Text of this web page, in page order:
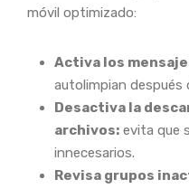
móvil optimizado:
Activa los
autolimpian después
Desactiva la
archivos: evita que
innecesarios.
Revisa grupos